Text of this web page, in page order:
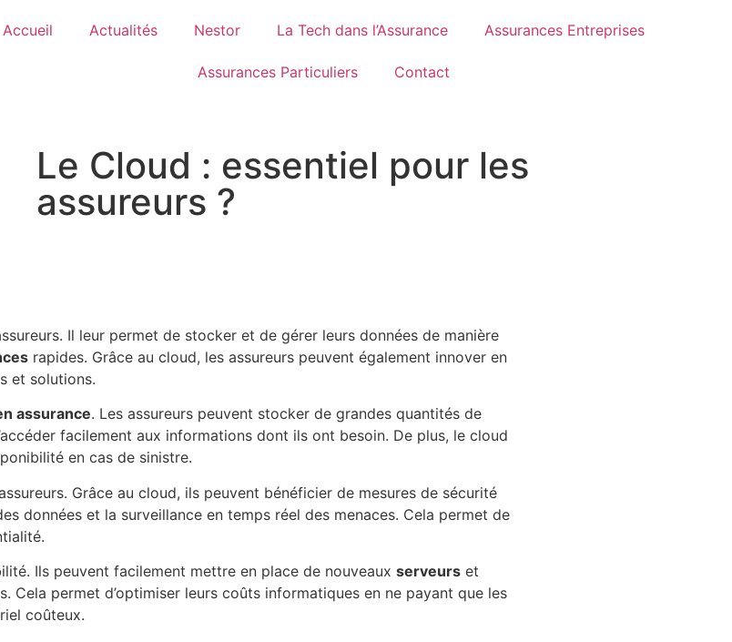
Accueil Actualités Nestor La Tech dans l’Assurance Assurances Entreprises
Assurances Particuliers Contact
Le Cloud : essentiel pour les
assureurs ?
Il leur permet de stocker et de gérer leurs données de manière
rapides. Grâce au cloud, les assureurs peuvent également innover en
et solutions.
assurance. Les assureurs peuvent stocker de grandes quantités de
facilement aux informations dont ils ont besoin. De plus, le cloud
en cas de sinistre.
Grâce au cloud, ils peuvent bénéficier de mesures de sécurité
données et la surveillance en temps réel des menaces. Cela permet de
Ils peuvent facilement mettre en place de nouveaux serveurs et
Cela permet d’optimiser leurs coûts informatiques en ne payant que les
coûteux.